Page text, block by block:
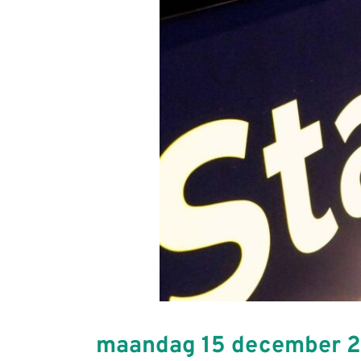
maandag 15 december